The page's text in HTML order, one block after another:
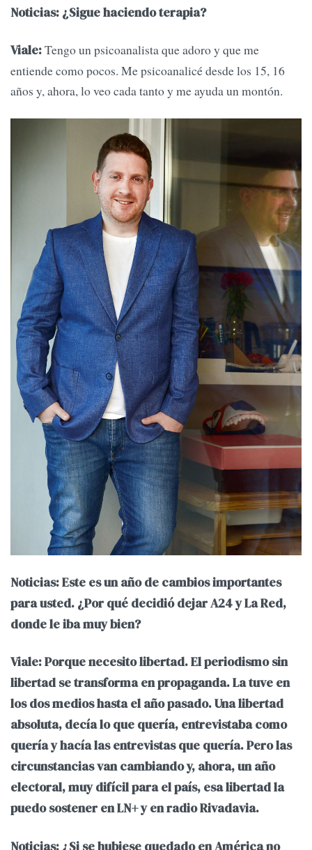
Noticias: ¿Sigue haciendo terapia?
Viale:Tengo un psicoanalista que adoro y que me
entiende como pocos. Me psicoanalicé desde los 15, 16
años y, ahora, lo veo cada tanto y me ayuda un montón.
Noticias: Este es un año de cambios importantes
para usted. ¿Por qué decidió dejar A24 y La Red,
donde le iba muy bien?
Viale: Porque necesito libertad. El periodismo sin
libertad se transforma en propaganda. La tuve en
los dos medios hasta el año pasado. Una libertad
absoluta, decía lo que quería, entrevistaba como
quería y hacía las entrevistas que quería. Pero las
circunstancias van cambiando y, ahora, un año
electoral, muy difícil para el país, esa libertad la
puedo sostener en LN+ y en radio Rivadavia.
Noticias: ¿Si se hubiese quedado en América no